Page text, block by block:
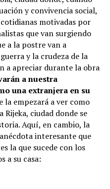
y convivencia social,
motivadas por
que van surgiendo
a la postre van a
y la crudeza de la
a apreciar durante la obra
a nuestra
una extranjera en su
la empezará a ver como
ciudad donde se
Aquí, en cambio, la
interesante que
la que sucede con los
a su casa: